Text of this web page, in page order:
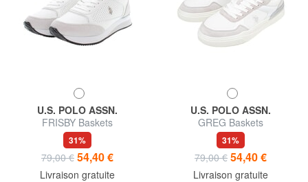
U.S. POLO ASSN.
FRISBY Baskets
31%
79,00 € 54,40 €
Livraison gratuite
U.S. POLO ASSN.
GREG Baskets
31%
79,00 € 54,40 €
Livraison gratuite